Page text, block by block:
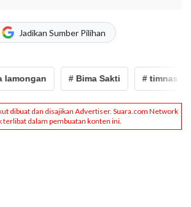
Jadikan Sumber Pilihan
# Bima Sakti # timnas